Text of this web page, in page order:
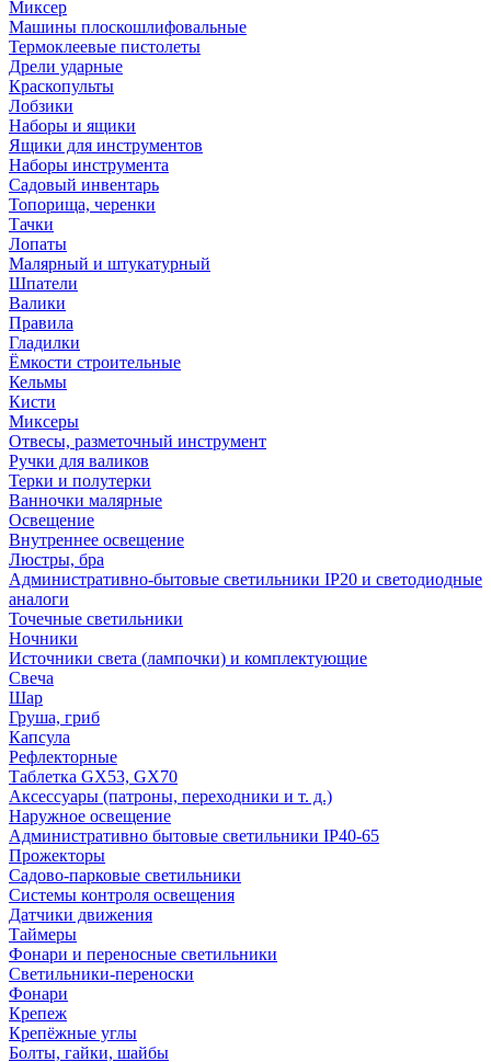
Миксер
Машины плоскошлифовальные
Термоклеевые пистолеты
Дрели ударные
Краскопульты
Лобзики
Наборы и ящики
Ящики для инструментов
Наборы инструмента
Садовый инвентарь
Топорища, черенки
Тачки
Лопаты
Малярный и штукатурный
Шпатели
Валики
Правила
Гладилки
Ёмкости строительные
Кельмы
Кисти
Миксеры
Отвесы, разметочный инструмент
Ручки для валиков
Терки и полутерки
Ванночки малярные
Освещение
Внутреннее освещение
Люстры, бра
Административно-бытовые светильники IP20 и светодиодные
аналоги
Точечные светильники
Ночники
Источники света (лампочки) и комплектующие
Свеча
Шар
Груша, гриб
Капсула
Рефлекторные
Таблетка GX53, GX70
Аксессуары (патроны, переходники и т. д.)
Наружное освещение
Административно бытовые светильники IP40-65
Прожекторы
Садово-парковые светильники
Системы контроля освещения
Датчики движения
Таймеры
Фонари и переносные светильники
Светильники-переноски
Фонари
Крепеж
Крепёжные углы
Болты, гайки, шайбы